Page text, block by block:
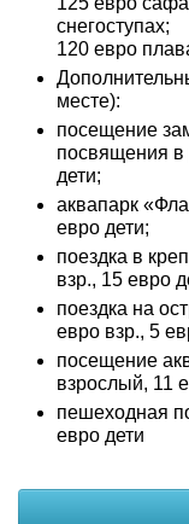
снегоступах;
120 евро
месте):
посещение
посвящения в
дети;
аквапарк
евро дети;
поездка в
взр., 15 евро
поездка на
евро взр., 5
посещение
взрослый, 11
пешеходная
евро дети